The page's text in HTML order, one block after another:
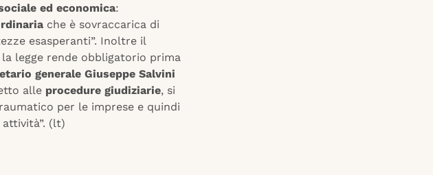
ed economica:
che è sovraccarica di
esasperanti”. Inoltre il
la legge rende obbligatorio prima
generale Giuseppe Salvini
alle procedure giudiziarie, si
per le imprese e quindi
(lt)